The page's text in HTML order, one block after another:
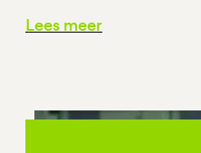
Lees meer